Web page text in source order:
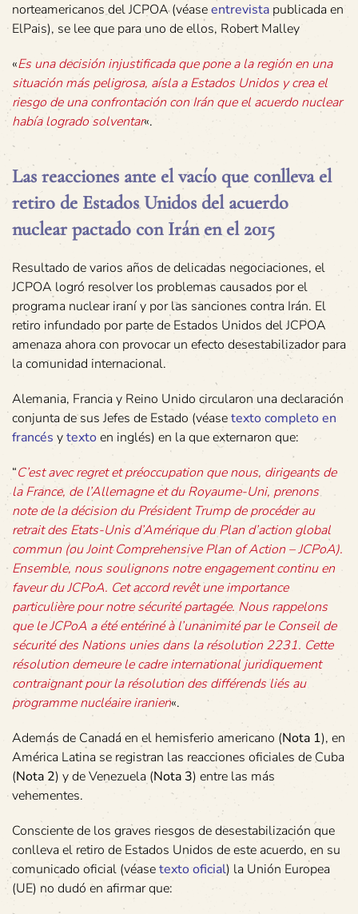
norteamericanos del JCPOA (véaseentrevista publicada en
ElPais), se lee que para uno de ellos, Robert Malley
«Es una decisión injustificada que pone a la región en una
situación más peligrosa, aísla a Estados Unidos y crea el
riesgo de una confrontación con Irán que el acuerdo nuclear
había logrado solventar«.
Las reacciones ante el vacío que conlleva el
retiro de Estados Unidos del acuerdo
nuclear pactado con Irán en el 2015
Resultado de varios años de delicadas negociaciones, el
JCPOA logró resolver los problemas causados por el
programa nuclear iraní y por las sanciones contra Irán. El
retiro infundado por parte de Estados Unidos del JCPOA
amenaza ahora con provocar un efecto desestabilizador para
la comunidad internacional.
Alemania, Francia y Reino Unido circularon una declaración
conjunta de sus Jefes de Estado (véasetexto completo en
francés ytexto en inglés) en la que externaron que:
“C’est avec regret et préoccupation que nous, dirigeants de
la France, de l’Allemagne et du Royaume-Uni, prenons
note de la décision du Président Trump de procéder au
retrait des Etats-Unis d’Amérique du Plan d’action global
commun (ou Joint Comprehensive Plan of Action – JCPoA).
Ensemble, nous soulignons notre engagement continu en
faveur du JCPoA. Cet accord revêt une importance
particulière pour notre sécurité partagée. Nous rappelons
que le JCPoA a été entériné à l’unanimité par le Conseil de
sécurité des Nations unies dans la résolution 2231. Cette
résolution demeure le cadre international juridiquement
contraignant pour la résolution des différends liés au
programme nucléaire iranien«.
Además de Canadá en el hemisferio americano (Nota 1), en
América Latina se registran las reacciones oficiales de Cuba
(Nota 2) y de Venezuela (Nota 3) entre las más
vehementes.
Consciente de los graves riesgos de desestabilización que
conlleva el retiro de Estados Unidos de este acuerdo, en su
comunicado oficial (véasetexto oficial) la Unión Europea
(UE) no dudó en afirmar que: